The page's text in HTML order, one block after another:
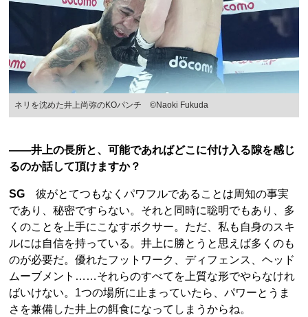
ネリを沈めた井上尚弥のKOパンチ ©︎Naoki Fukuda
――井上の長所と、可能であればどこに付け入る隙を感じ
るのか話して頂けますか？
SG 彼がとてつもなくパワフルであることは周知の事実
であり、秘密ですらない。それと同時に聡明でもあり、多
くのことを上手にこなすボクサー。ただ、私も自身のスキ
ルには自信を持っている。井上に勝とうと思えば多くのも
のが必要だ。優れたフットワーク、ディフェンス、ヘッド
ムーブメント……それらのすべてを上質な形でやらなけれ
ばいけない。1つの場所に止まっていたら、パワーとうま
さを兼備した井上の餌食になってしまうからね。